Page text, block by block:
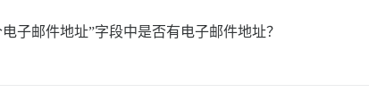
子邮件地址”字段中是否有电子邮件地址？